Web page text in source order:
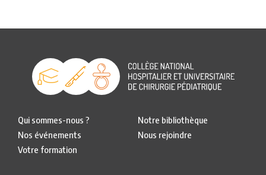
Qui sommes-nous ?
Nos événements
Votre formation
Notre bibliothèque
Nous rejoindre